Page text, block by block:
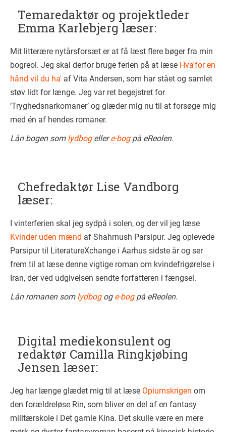
Temaredaktør og projektleder
Emma Karlebjerg læser:
Mit litterære nytårsforsæt er at få læst flere bøger fra min
bogreol. Jeg skal derfor bruge ferien på at læse Hva'for en
hånd vil du ha' af Vita Andersen, som har stået og samlet
støv lidt for længe. Jeg var ret begejstret for
’Tryghedsnarkomaner’ og glæder mig nu til at forsøge mig
med én af hendes romaner.
Lån bogen som lydbog ellere-bog på eReolen.
Chefredaktør Lise Vandborg
læser:
I vinterferien skal jeg sydpå i solen, og der vil jeg læse
Kvinder uden mænd af Shahrnush Parsipur. Jeg oplevede
Parsipur til LiteratureXchange i Aarhus sidste år og ser
frem til at læse denne vigtige roman om kvindefrigørelse i
Iran, der ved udgivelsen sendte forfatteren i fængsel.
Lån romanen som lydbog oge-bog på eReolen.
Digital mediekonsulent og
redaktør Camilla Ringkjøbing
Jensen læser:
Jeg har længe glædet mig til at læse Opiumskrigen om
den forældreløse Rin, som bliver en del af en fantasy
militærskole i Det gamle Kina. Det skulle være en mere